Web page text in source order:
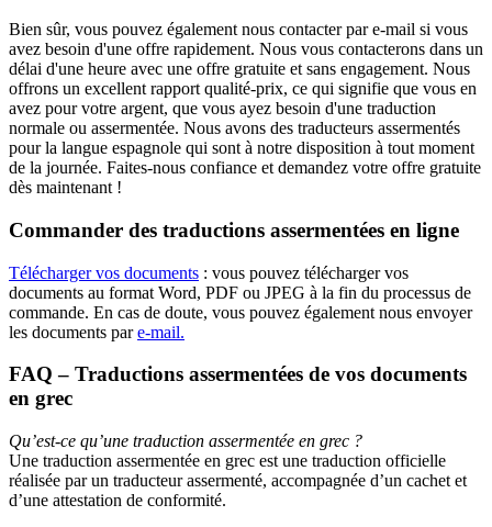
Bien sûr, vous pouvez également nous contacter par e-mail si vous
avez besoin d'une offre rapidement. Nous vous contacterons dans un
délai d'une heure avec une offre gratuite et sans engagement. Nous
offrons un excellent rapport qualité-prix, ce qui signifie que vous en
avez pour votre argent, que vous ayez besoin d'une traduction
normale ou assermentée. Nous avons des traducteurs assermentés
pour la langue espagnole qui sont à notre disposition à tout moment
de la journée. Faites-nous confiance et demandez votre offre gratuite
dès maintenant !
Commander des traductions assermentées en ligne
Télécharger vos documents : vous pouvez télécharger vos
documents au format Word, PDF ou JPEG à la fin du processus de
commande. En cas de doute, vous pouvez également nous envoyer
les documents pare-mail.
FAQ – Traductions assermentées de vos documents
en grec
Qu’est-ce qu’une traduction assermentée en grec ?
Une traduction assermentée en grec est une traduction officielle
réalisée par un traducteur assermenté, accompagnée d’un cachet et
d’une attestation de conformité.